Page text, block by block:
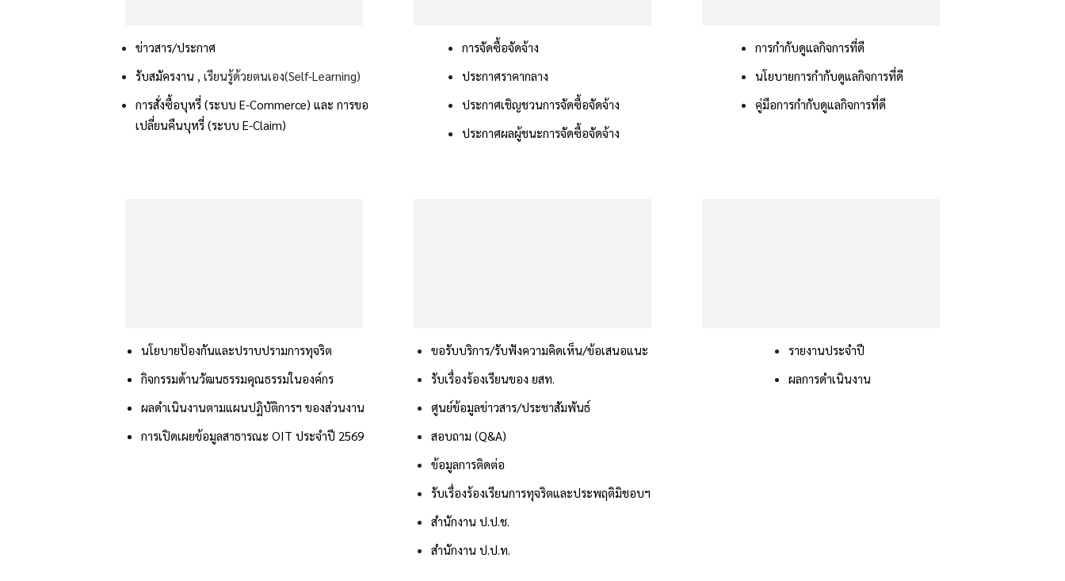
ข่าวสาร/ประกาศ
รับสมัครงาน , เรียนรู้ด้วยตนเอง(Self-Learning)
การสั่งซื้อบุหรี่ (ระบบ E-Commerce) และ การขอ
เปลี่ยนคืนบุหรี่ (ระบบ E-Claim)
การจัดซื้อจัดจ้าง
ประกาศราคากลาง
ประกาศเชิญชวนการจัดซื้อจัดจ้าง
ประกาศผลผู้ชนะการจัดซื้อจัดจ้าง
การกำกับดูแลกิจการที่ดี
นโยบายการกำกับดูแลกิจการที่ดี
คู่มือการกำกับดูแลกิจการที่ดี
นโยบายป้องกันและปราบปรามการทุจริต
กิจกรรมด้านวัฒนธรรมคุณธรรมในองค์กร
ผลดำเนินงานตามแผนปฏิบัติการฯ ของส่วนงาน
การเปิดเผยข้อมูลสาธารณะ OIT ประจำปี 2569
ขอรับบริการ/รับฟังความคิดเห็น/ข้อเสนอแนะ
รับเรื่องร้องเรียนของ ยสท.
ศูนย์ข้อมูลข่าวสาร/ประชาสัมพันธ์
สอบถาม (Q&A)
ข้อมูลการติดต่อ
รับเรื่องร้องเรียนการทุจริตและประพฤติมิชอบฯ
สำนักงาน ป.ป.ช.
สำนักงาน ป.ป.ท.
รายงานประจำปี
ผลการดําเนินงาน